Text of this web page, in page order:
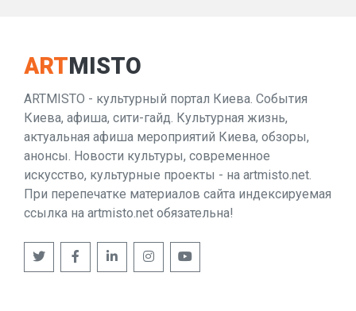
ARTMISTO
ARTMISTO - культурный портал Киева. События
Киева, афиша, сити-гайд. Культурная жизнь,
актуальная афиша мероприятий Киева, обзоры,
анонсы. Новости культуры, современное
искусство, культурные проекты - на artmisto.net.
При перепечатке материалов сайта индексируемая
ссылка на artmisto.net обязательна!